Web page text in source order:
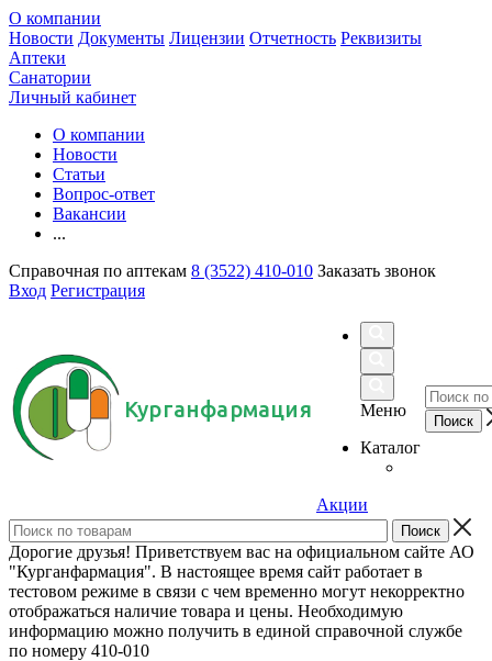
О компании
Новости Документы Лицензии Отчетность Реквизиты
Аптеки
Санатории
Личный кабинет
О компании
Новости
Статьи
Вопрос-ответ
Вакансии
...
Справочная по аптекам 8 (3522) 410-010 Заказать звонок
Вход Регистрация
Курганфармация
Меню
Каталог
Акции
Дорогие друзья! Приветствуем вас на официальном сайте АО
"Курганфармация". В настоящее время сайт работает в
тестовом режиме в связи с чем временно могут некорректно
отображаться наличие товара и цены. Необходимую
информацию можно получить в единой справочной службе
по номеру 410-010